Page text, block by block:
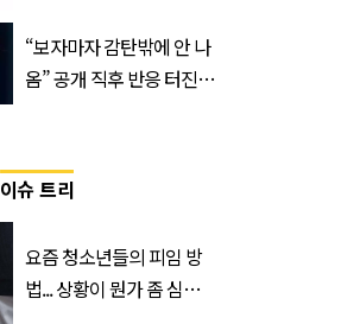
“보자마자 감탄밖에 안 나
옴” 공개 직후 반응 터진
이슈 트리
요즘 청소년들의 피임 방
법... 상황이 뭔가 좀 심각